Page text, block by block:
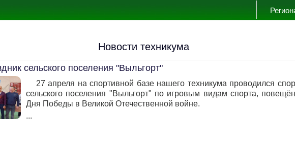
Новости техникума
сельского поселения "Выльгорт"
27 апреля на спортивной базе нашего техникума проводился
сельского поселения "Выльгорт" по игровым видам спорта,
Дня Победы в Великой Отечественной войне.
...